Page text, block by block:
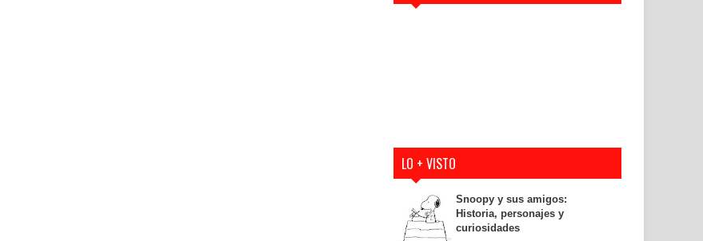
LO + VISTO
Snoopy y sus amigos:
Historia, personajes y
curiosidades